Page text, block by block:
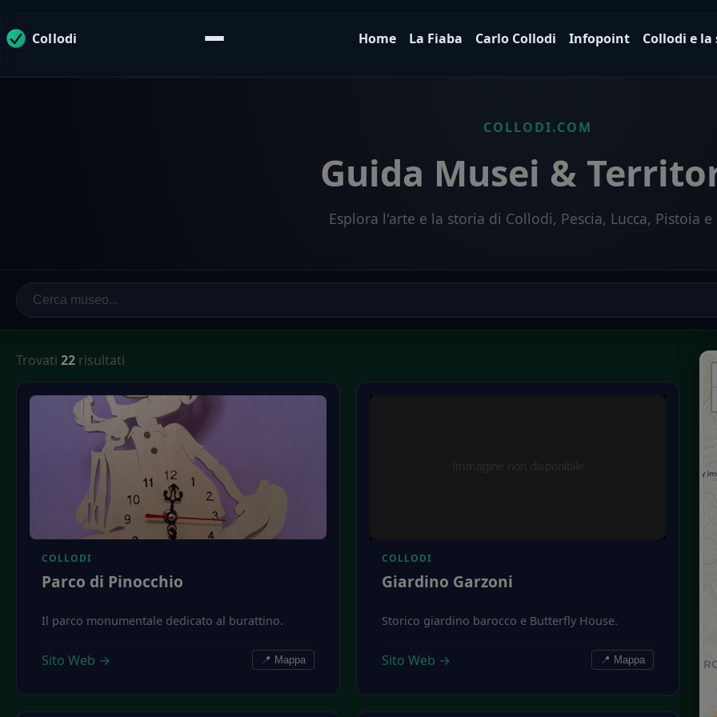
Collodi Home La Fiaba Carlo Collodi Infopoint Collodi e
COLLODI.COM
Guida Musei &
Esplora l'arte e la storia di Collodi, Pescia, Lucca, Pistoia e
Trovati 22 risultati
COLLODI
Parco di Pinocchio
Il parco monumentale dedicato al burattino.
Sito Web → 📍 Mappa
COLLODI
Giardino Garzoni
Storico giardino barocco e Butterfly House.
Sito Web → 📍 Mappa